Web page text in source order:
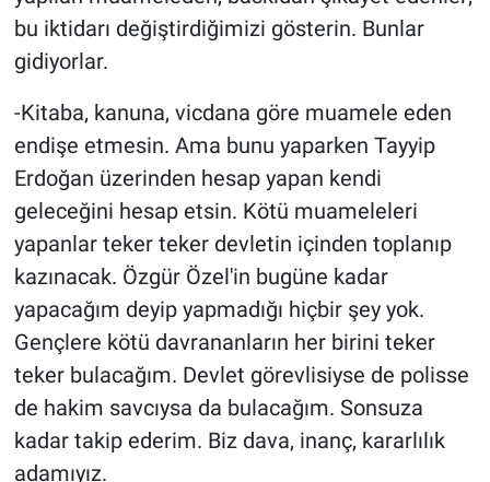
bu iktidarı değiştirdiğimizi gösterin. Bunlar
gidiyorlar.
-Kitaba, kanuna, vicdana göre muamele eden
endişe etmesin. Ama bunu yaparken Tayyip
Erdoğan üzerinden hesap yapan kendi
geleceğini hesap etsin. Kötü muameleleri
yapanlar teker teker devletin içinden toplanıp
kazınacak. Özgür Özel'in bugüne kadar
yapacağım deyip yapmadığı hiçbir şey yok.
Gençlere kötü davrananların her birini teker
teker bulacağım. Devlet görevlisiyse de polisse
de hakim savcıysa da bulacağım. Sonsuza
kadar takip ederim. Biz dava, inanç, kararlılık
adamıyız.